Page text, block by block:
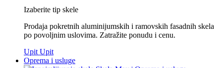
Izaberite tip skele
Prodaja pokretnih aluminijumskih i ramovskih fasadnih skela
po povoljnim uslovima. Zatražite ponudu i cenu.
Upit Upit
Oprema i usluge